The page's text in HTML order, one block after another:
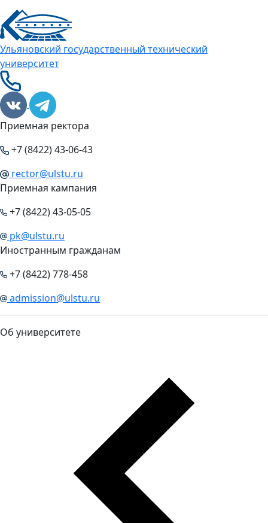
Ульяновский государственный технический
университет
Приемная ректора
+7 (8422) 43-06-43
rector@ulstu.ru
Приемная кампания
+7 (8422) 43-05-05
pk@ulstu.ru
Иностранным гражданам
+7 (8422) 778-458
admission@ulstu.ru
Об университете